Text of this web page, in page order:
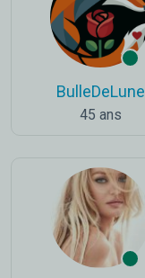
BulleDeLune
45 ans